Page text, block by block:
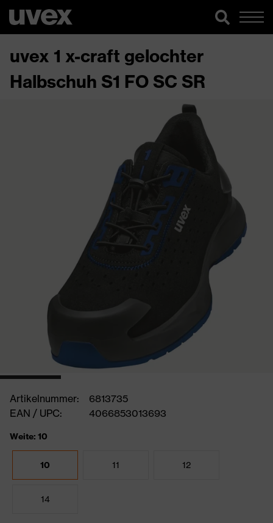
uvex 1 x-craft gelochter
Halbschuh S1 FO SC SR
Artikelnummer:
6813735
EAN / UPC:
4066853013693
Weite: 10
10 11 12
14